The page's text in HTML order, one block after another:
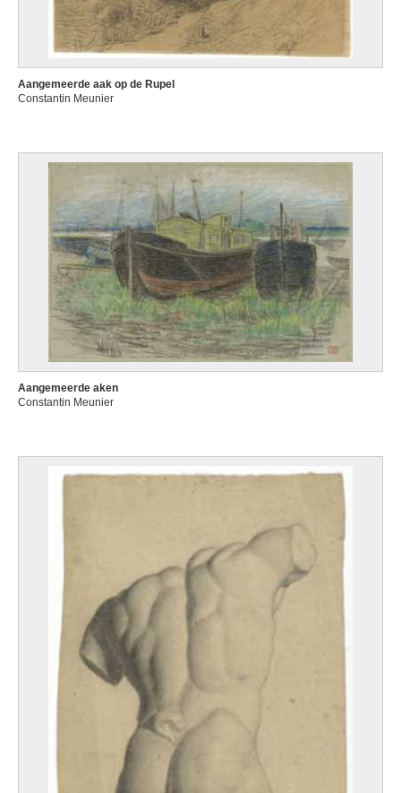
Aangemeerde aak op de Rupel
Constantin Meunier
Aangemeerde aken
Constantin Meunier